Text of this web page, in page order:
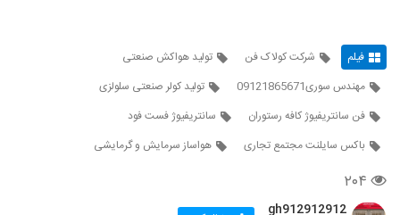
فیلم شرکت کولاک فن
تولید هواکش صنعتی
مهندس سوری09121865671
تولید کولر صنعتی سلولزی
فن سانتریفیوژ کافه رستوران
سانتریفیوژ فست فود
باکس سایلنت مجتمع تجاری
هواساز سرمایش و گرمایشی
۲۰۴
gh912912912